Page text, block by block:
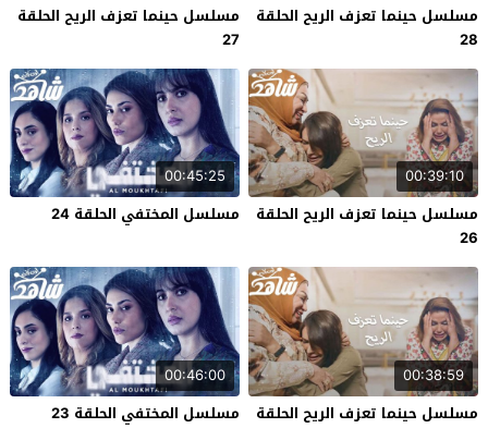
مسلسل حينما تعزف الريح الحلقة
28
مسلسل حينما تعزف الريح الحلقة
27
00:39:10
مسلسل حينما تعزف الريح الحلقة
26
00:45:25
مسلسل المختفي الحلقة 24
00:38:59
مسلسل حينما تعزف الريح الحلقة
00:46:00
مسلسل المختفي الحلقة 23